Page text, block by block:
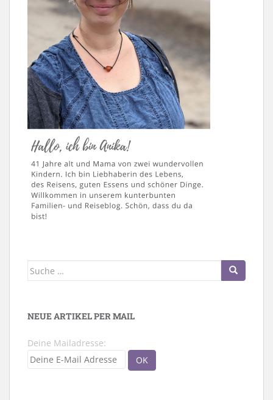
Suche
NEUE ARTIKEL PER MAIL
Deine Mailadresse: